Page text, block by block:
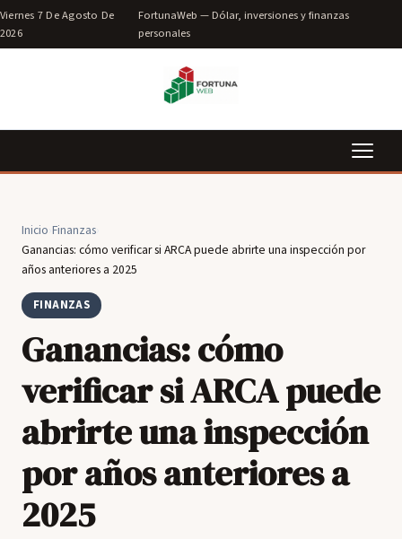
Viernes 7 De Agosto De
2026
FortunaWeb — Dólar, inversiones y finanzas
personales
Inicio Finanzas
Ganancias: cómo verificar si ARCA puede abrirte una inspección por
años anteriores a 2025
FINANZAS
Ganancias: cómo
verificar si ARCA puede
abrirte una inspección
por años anteriores a
2025